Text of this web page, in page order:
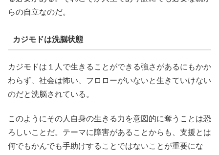
らの自立なのだ。
カジモドは洗脳状態
カジモドは１人で生きることができる強さがあるにもかか
わらず、社会は怖い、フロローがいないと生きていけない
のだと洗脳されている。
このようにその人自身の生きる力を意図的に奪うことは恐
ろしいことだ。テーマに障害があることからも、支援とは
何でもかんでも手助けすることではないことが重要にな